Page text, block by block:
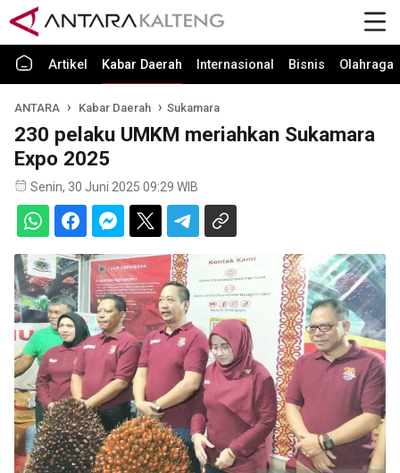
Artikel Kabar Daerah Internasional Bisnis Olahraga
ANTARA Kabar Daerah Sukamara
230 pelaku UMKM meriahkan Sukamara
Expo 2025
Senin, 30 Juni 2025 09:29 WIB